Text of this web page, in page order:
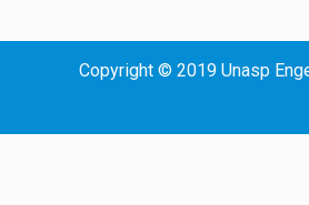
Copyright © 2019 Unasp